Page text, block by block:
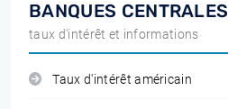
BANQUES CENTRALES
taux d'intérêt et informations
Taux d'intérêt américain